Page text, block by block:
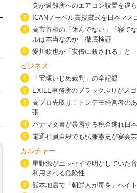
特集2 東京五輪強行開
・
大ウ
党が避難所へのエアコン設置を遅
3 ICANノーベル賞授賞式を日本マス
4
高市首相の「休んでない」「寝て
ルは本当なのか 徹底検証
5 愛川欽也が「安倍に殺される」と
ビジネス
1 「宝塚いじめ裁判」の全記録
2 EXILE事務所のブラックぶりがス
3
高プロ先取り！トンデモ経営者の
張
4 パナマ文書が暴露する税金逃れ日
5 電通社員自殺でも弘兼憲史が宴会
カルチャー
1
星野源がエッセイで明かしていた
利用される危険性
2 熊本地震で「朝鮮人が毒を」ヘイ